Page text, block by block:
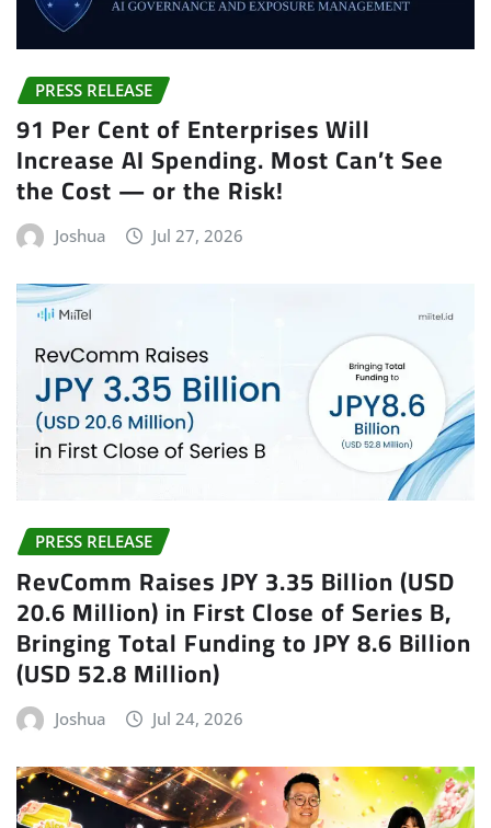
PRESS RELEASE
91 Per Cent of Enterprises Will
Increase AI Spending. Most Can’t See
the Cost — or the Risk!
Joshua Jul 27, 2026
PRESS RELEASE
RevComm Raises JPY 3.35 Billion (USD
20.6 Million) in First Close of Series B,
Bringing Total Funding to JPY 8.6 Billion
(USD 52.8 Million)
Joshua Jul 24, 2026